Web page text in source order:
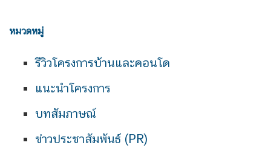
หมวดหมู่
รีวิวโครงการบ้านและคอนโด
แนะนำโครงการ
บทสัมภาษณ์
ข่าวประชาสัมพันธ์ (PR)